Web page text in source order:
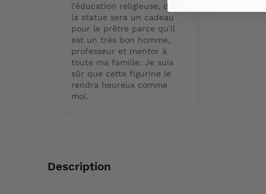
l'éducation religieuse, donc
la statue sera un cadeau
pour le prêtre parce qu'il
est un très bon homme,
professeur et mentor à
toute ma famille. Je suis
sûr que cette figurine le
rendra heureux comme
moi.
Description